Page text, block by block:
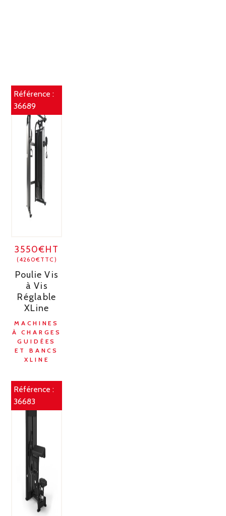
Référence :
36689
3550€HT
(4260€TTC)
Poulie Vis
à Vis
Réglable
XLine
MACHINES
À CHARGES
GUIDÉES
ET BANCS
XLINE
Référence :
36683